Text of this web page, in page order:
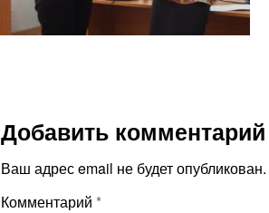
Добавить комментарий
Ваш адрес email не будет опубликован.
Комментарий *